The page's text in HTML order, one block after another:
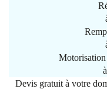
Motorisation
Devis gratuit à votre